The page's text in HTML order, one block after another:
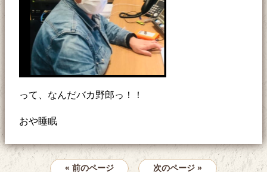
って、なんだバカ野郎っ！！
おや睡眠
« 前のページ 次のページ »